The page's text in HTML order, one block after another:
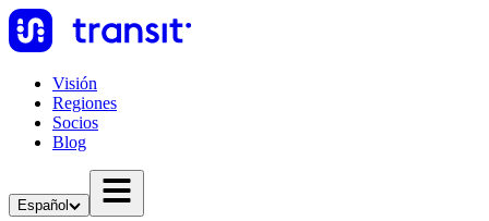
Visión
Regiones
Socios
Blog
Español